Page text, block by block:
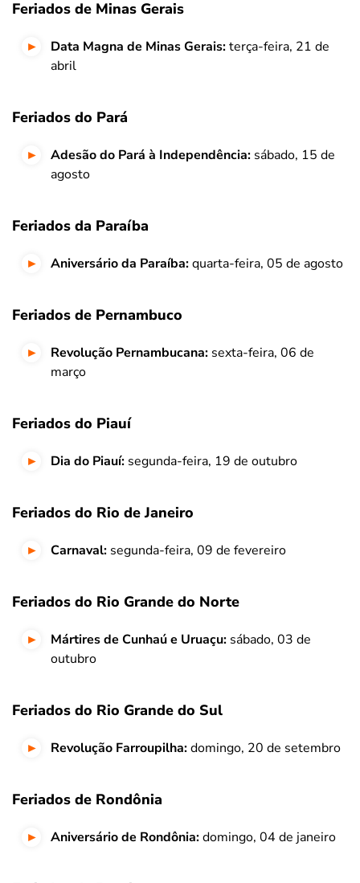
Feriados de Minas Gerais
Data Magna de Minas Gerais:terça-feira, 21 de
abril
Feriados do Pará
Adesão do Pará à Independência: sábado, 15 de
agosto
Feriados da Paraíba
Aniversário da Paraíba:quarta-feira, 05 de agosto
Feriados de Pernambuco
Revolução Pernambucana: sexta-feira, 06 de
março
Feriados do Piauí
Dia do Piauí: segunda-feira, 19 de outubro
Feriados do Rio de Janeiro
Carnaval: segunda-feira, 09 de fevereiro
Feriados do Rio Grande do Norte
Mártires de Cunhaú e Uruaçu: sábado, 03 de
outubro
Feriados do Rio Grande do Sul
Revolução Farroupilha:domingo, 20 de setembro
Feriados de Rondônia
Aniversário de Rondônia:domingo, 04 de janeiro